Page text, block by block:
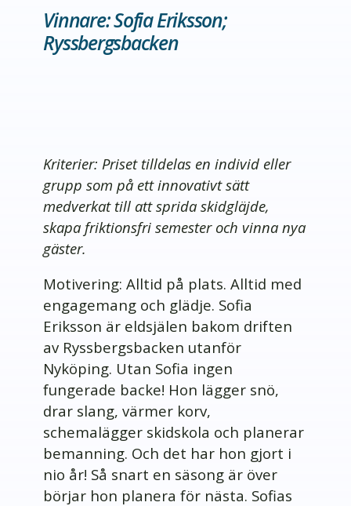
Vinnare: Sofia Eriksson;
Ryssbergsbacken
Kriterier: Priset tilldelas en individ eller
grupp som på ett innovativt sätt
medverkat till att sprida skidgläjde,
skapa friktionsfri semester och vinna nya
gäster.
Motivering: Alltid på plats. Alltid med
engagemang och glädje. Sofia
Eriksson är eldsjälen bakom driften
av Ryssbergsbacken utanför
Nyköping. Utan Sofia ingen
fungerade backe! Hon lägger snö,
drar slang, värmer korv,
schemalägger skidskola och planerar
bemanning. Och det har hon gjort i
nio år! Så snart en säsong är över
börjar hon planera för nästa. Sofias